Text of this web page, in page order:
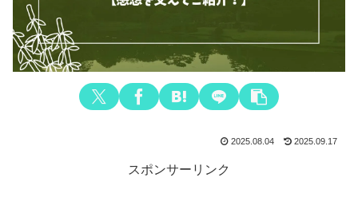
2025.08.04 2025.09.17
スポンサーリンク